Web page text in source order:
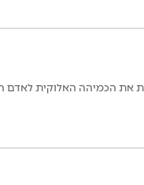
את הכמיהה האלוקית לאדם